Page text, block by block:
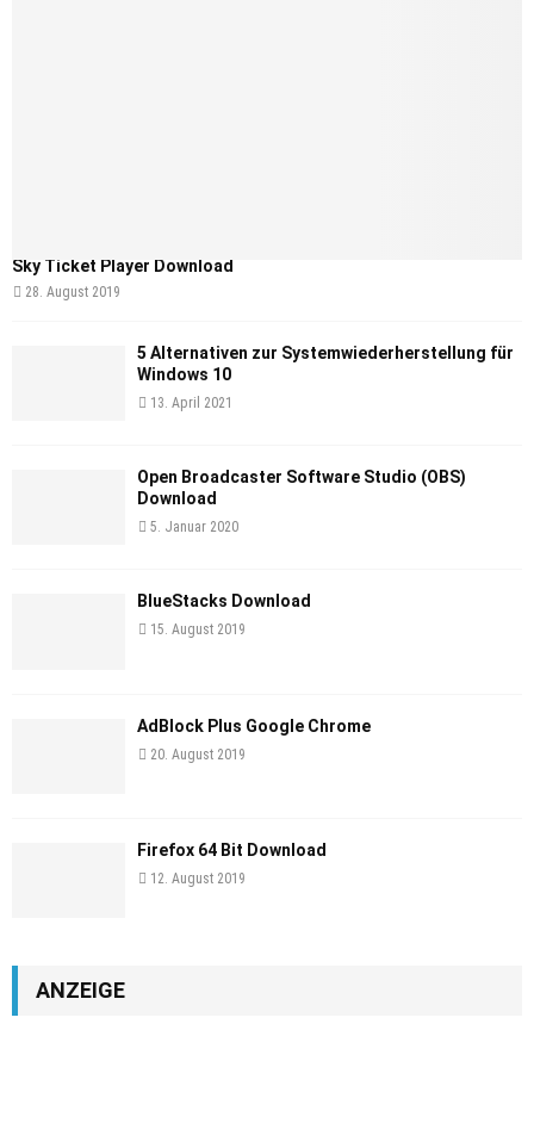
Sky Ticket Player Download
28. August 2019
5 Alternativen zur Systemwiederherstellung für
Windows 10
13. April 2021
Open Broadcaster Software Studio (OBS)
Download
5. Januar 2020
BlueStacks Download
15. August 2019
AdBlock Plus Google Chrome
20. August 2019
Firefox 64 Bit Download
12. August 2019
ANZEIGE